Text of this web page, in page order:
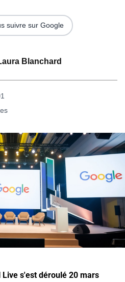
Blanchard
suivre sur Google
Live s'est déroulé 20 mars